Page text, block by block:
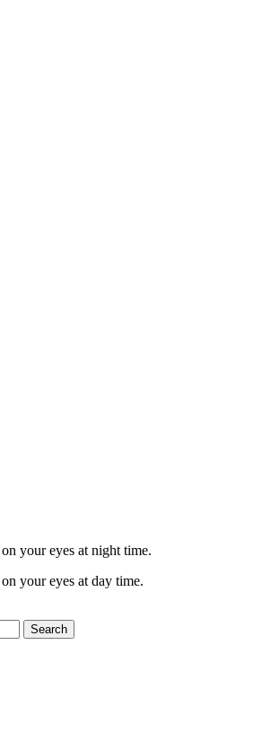
your eyes at night time.
your eyes at day time.
Search